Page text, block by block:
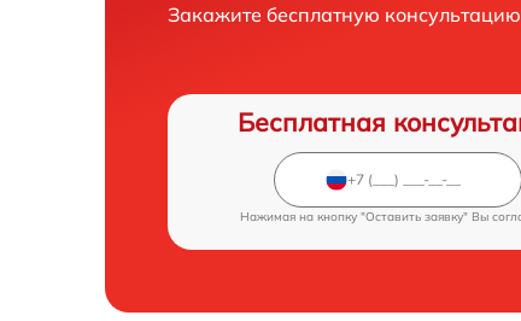
Закажите бесплатную консультацию
Бесплатная
Нажимая на кнопку "Оставить заявку" Вы